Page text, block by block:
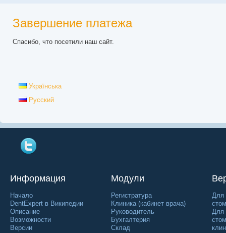
Завершение платежа
Спасибо, что посетили наш сайт.
Українська
Русский
Информация
Начало
DentExpert в Википедии
Описание
Возможности
Версии
Модули
Регистратура
Клиника (кабинет врача)
Руководитель
Бухгалтерия
Склад
Для
Для